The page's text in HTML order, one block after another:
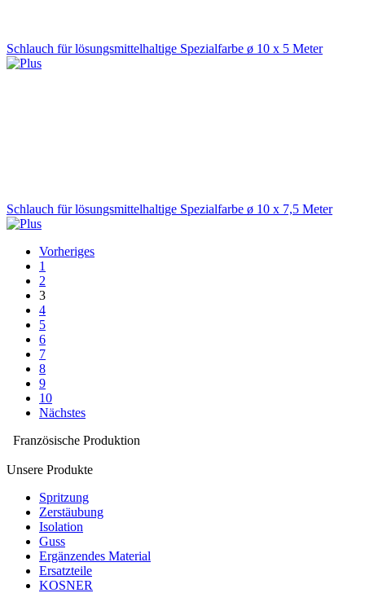
Schlauch für lösungsmittelhaltige Spezialfarbe ø 10 x 5 Meter
Schlauch für lösungsmittelhaltige Spezialfarbe ø 10 x 7,5 Meter
Vorheriges
1
2
3
4
5
6
7
8
9
10
Nächstes
Französische Produktion
Unsere Produkte
Spritzung
Zerstäubung
Isolation
Guss
Ergänzendes Material
Ersatzteile
KOSNER